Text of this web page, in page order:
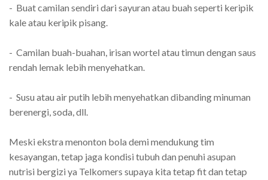
- Buat camilan sendiri dari sayuran atau buah seperti keripik
kale atau keripik pisang.
- Camilan buah-buahan, irisan wortel atau timun dengan saus
rendah lemak lebih menyehatkan.
- Susu atau air putih lebih menyehatkan dibanding minuman
berenergi, soda, dll.
Meski ekstra menonton bola demi mendukung tim
kesayangan, tetap jaga kondisi tubuh dan penuhi asupan
nutrisi bergizi ya Telkomers supaya kita tetap fit dan tetap